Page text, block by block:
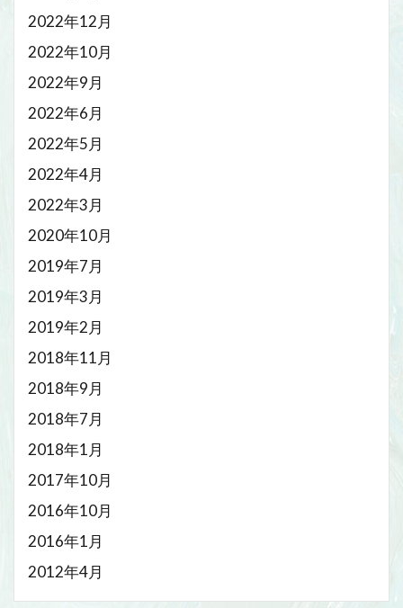
2022年12月
2022年10月
2022年9月
2022年6月
2022年5月
2022年4月
2022年3月
2020年10月
2019年7月
2019年3月
2019年2月
2018年11月
2018年9月
2018年7月
2018年1月
2017年10月
2016年10月
2016年1月
2012年4月